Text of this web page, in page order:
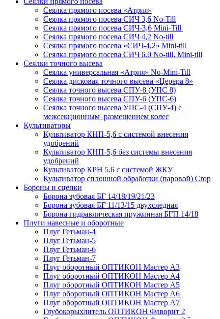
Сеялка прямого посева «Атрия»
Сеялка прямого посева СИЧ 3,6 No-Till
Сеялка прямого посева СИЧ-3,6 Mini-Till
Сеялка прямого посева СИЧ 4,2 No-till
Сеялка прямого посева «СИЧ-4,2» Mini-till
Сеялка прямого посева СИЧ 6.0 No-till, Mini-till
Сеялки точного высева
Сеялка универсальная «Атрия» No-Mini-Till
Сеялка дисковая точного высева «Церера 8»
Сеялка точного высева СПУ-8 (УПС 8)
Сеялка точного высева СПУ-6 (УПС-6)
Сеялка точного высева УПС-4 (СПУ-4) с
межсекционным размещением колес
Культиваторы
Культиватор КНП-5,6 с системой внесения
удобрений
Культиватор КНП-5,6 без системы внесения
удобрений
Культиватор КРН 5.6 с системой ЖКУ
Культиватор сплошной обработки (паровой) Crop
Бороны и сцепки
Борона зубовая БГ 14/18/19/21/23
Борона зубовая БГ 11/13/15 двухследная
Борона гидравлическая пружинная БГП 14/18
Плуги навесные и оборотные
Плуг Гетьман-4
Плуг Гетьман-5
Плуг Гетьман-6
Плуг Гетьман-7
Плуг оборотный ОПТИКОН Мастер А3
Плуг оборотный ОПТИКОН Мастер А4
Плуг оборотный ОПТИКОН Мастер А5
Плуг оборотный ОПТИКОН Мастер А6
Плуг оборотный ОПТИКОН Мастер А7
Глубокорыхлитель ОПТИКОН Фаворит 2